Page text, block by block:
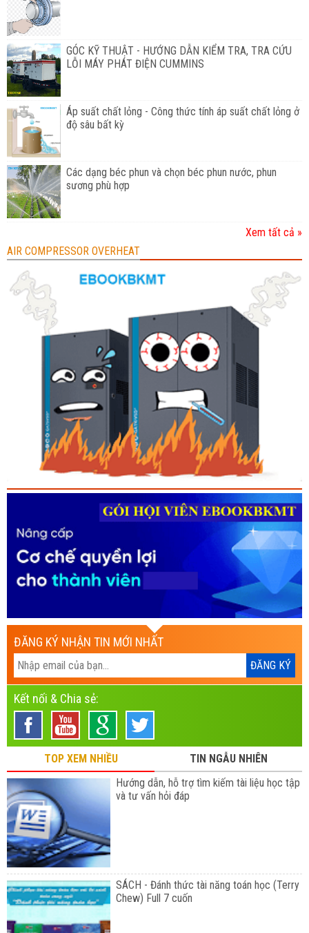
GÓC KỸ THUẬT - HƯỚNG DẪN KIỂM TRA, TRA CỨU
LỖI MÁY PHÁT ĐIỆN CUMMINS
Áp suất chất lỏng - Công thức tính áp suất chất lỏng ở
độ sâu bất kỳ
Các dạng béc phun và chọn béc phun nước, phun
sương phù hợp
Xem tất cả »
AIR COMPRESSOR OVERHEAT
ĐĂNG KÝ NHẬN TIN MỚI NHẤT
Kết nối & Chia sẻ:
TOP XEM NHIỀU
TIN NGẪU NHIÊN
Hướng dẫn, hỗ trợ tìm kiếm tài liệu học tập
và tư vấn hỏi đáp
SÁCH - Đánh thức tài năng toán học (Terry
Chew) Full 7 cuốn